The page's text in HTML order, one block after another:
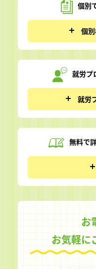
個別
個
就労プ
就労
無料で
お
お気軽に